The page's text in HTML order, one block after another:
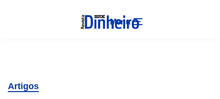
Menu
Artigos